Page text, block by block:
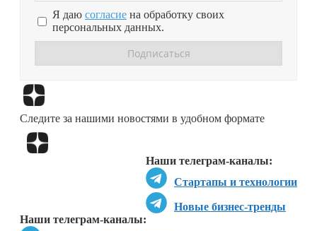
Я даю согласие на обработку своих
персональных данных.
Следите за нашими новостями в удобном формате
Наши телеграм-каналы:
Стартапы и технологии
Новые бизнес-тренды
Наши телеграм-каналы: